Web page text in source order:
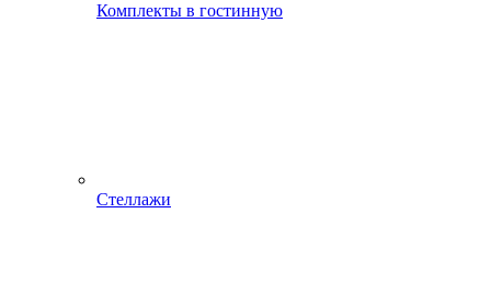
Комплекты в гостинную
Стеллажи